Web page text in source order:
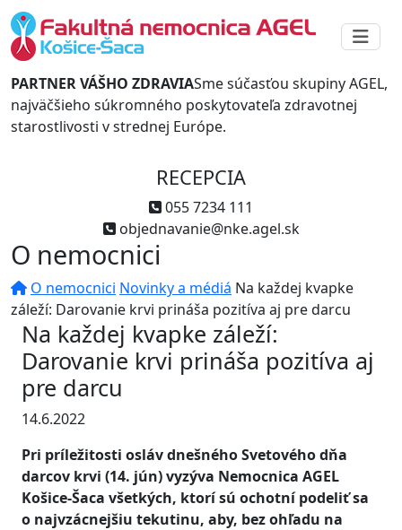
PARTNER VÁŠHO ZDRAVIASme súčasťou skupiny AGEL,
najväčšieho súkromného poskytovateľa zdravotnej
starostlivosti v strednej Európe.
RECEPCIA
055 7234 111
objednavanie@nke.agel.sk
O nemocnici
O nemocnici Novinky a médiá Na každej kvapke
záleží: Darovanie krvi prináša pozitíva aj pre darcu
Na každej kvapke záleží:
Darovanie krvi prináša pozitíva aj
pre darcu
14.6.2022
Pri príležitosti osláv dnešného Svetového dňa
darcov krvi (14. jún) vyzýva Nemocnica AGEL
Košice-Šaca všetkých, ktorí sú ochotní podeliť sa
o najvzácnejšiu tekutinu, aby, bez ohľadu na